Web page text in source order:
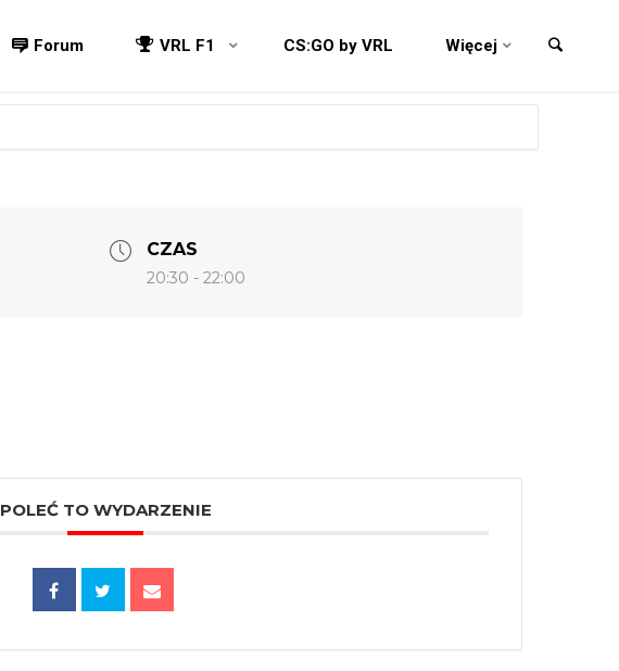
Forum VRL F1 CS:GO by VRL Więcej
CZAS
20:30 - 22:00
POLEĆ TO WYDARZENIE